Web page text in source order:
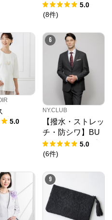
5.0
(8件)
5.0
6
NY.CLUB
【撥水・ストレッ
チ・防シワ】BU
NGY CLOTH グ
レンチェック ジ
アップ対応)
5.0
(6件)
9